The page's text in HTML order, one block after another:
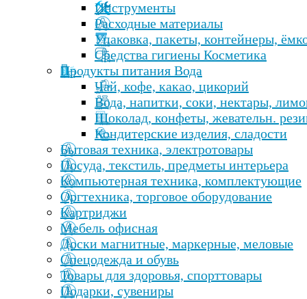
Инструменты
Расходные материалы
Упаковка, пакеты, контейнеры,
Средства гигиены Косметика
Продукты питания Вода
Чай, кофе, какао, цикорий
Вода, напитки, соки, нектары,
Шоколад, конфеты, жевательн.
Кондитерские изделия, сладости
Бытовая техника, электротовары
Посуда, текстиль, предметы интерьера
Компьютерная техника, комплектующие
Оргтехника, торговое оборудование
Картриджи
Мебель офисная
Доски магнитные, маркерные, меловые
Спецодежда и обувь
Товары для здоровья, спорттовары
Подарки, сувениры